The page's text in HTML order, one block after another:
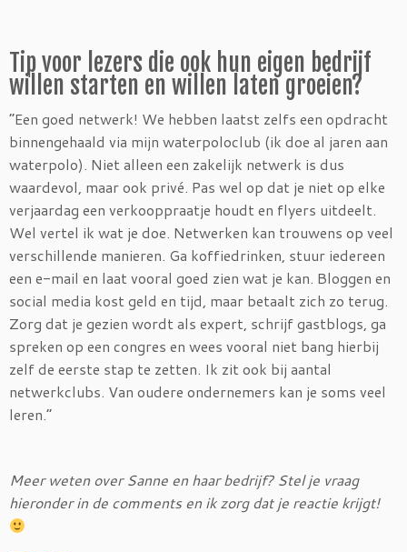
Tip voor lezers die ook hun eigen bedrijf
willen starten en willen laten groeien?
“Een goed netwerk! We hebben laatst zelfs een opdracht
binnengehaald via mijn waterpoloclub (ik doe al jaren aan
waterpolo). Niet alleen een zakelijk netwerk is dus
waardevol, maar ook privé. Pas wel op dat je niet op elke
verjaardag een verkooppraatje houdt en flyers uitdeelt.
Wel vertel ik wat je doe. Netwerken kan trouwens op veel
verschillende manieren. Ga koffiedrinken, stuur iedereen
een e-mail en laat vooral goed zien wat je kan. Bloggen en
social media kost geld en tijd, maar betaalt zich zo terug.
Zorg dat je gezien wordt als expert, schrijf gastblogs, ga
spreken op een congres en wees vooral niet bang hierbij
zelf de eerste stap te zetten. Ik zit ook bij aantal
netwerkclubs. Van oudere ondernemers kan je soms veel
leren.”
Meer weten over Sanne en haar bedrijf? Stel je vraag
hieronder in de comments en ik zorg dat je reactie krijgt!